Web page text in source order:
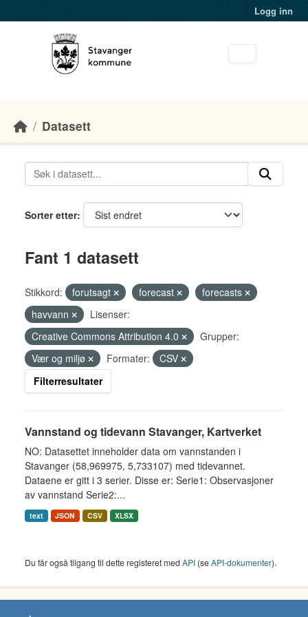
Logg inn
Datasett
Sorter etter
Fant 1 datasett
Stikkord: forutsagt forecast
forecasts
havvann
Lisenser:
Creative Commons Attribution 4.0
Grupper:
Vær og miljø
Formater:
CSV
Filterresultater
Vannstand og tidevann Stavanger, Kartverket
NO: Datasettet inneholder data om vannstanden i
Stavanger (58,969975, 5,733107) med tidevannet.
Dataene er gitt i 3 serier. Disse er: Serie1: Observasjoner
av vannstand Serie2:...
text JSON CSV XLSX
Du får også tilgang til dette registeret med API (seAPI-dokumenter).